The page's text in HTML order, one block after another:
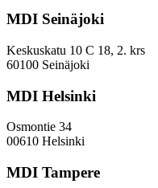
MDI Seinäjoki
Keskuskatu 10 C 18, 2. krs
60100 Seinäjoki
MDI Helsinki
Osmontie 34
00610 Helsinki
MDI Tampere